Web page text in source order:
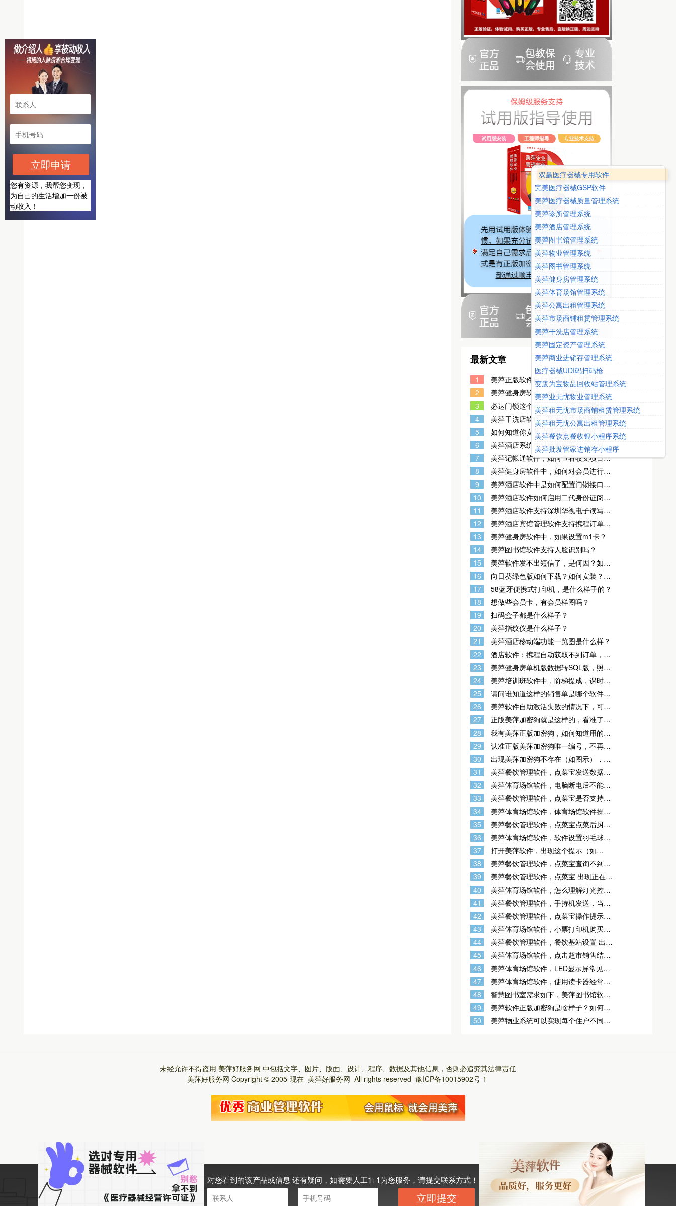
最新文章
1
美萍正版软件自助激活失败的情况下，
可以获取串号 发给客服激活，获取串号
的方式有两种
2
美萍健身房软件，会员充值如何从自定
义日期开始自动计算会员到期日？
3
必达门锁这个接口，美萍酒店管理软件
能对接吗？
4
美萍干洗店软件，要发送这些到邮箱，
是在哪里设置的？
5
如何知道你安装的是盗版美萍软件？当
出现如图示时，您购买的一定是美萍盗
版软件。
6
美萍酒店系统能对接携程平台？如何对
接？如何获取携程平台上的商家订单？
7
美萍记帐通软件，如何查看收支项目明
细？
8
美萍健身房软件中，如何对会员进行注
销操作？
9
美萍酒店软件中是如何配置门锁接口
的？
10
美萍酒店软件如何启用二代身份证阅读
器设置？
11
美萍酒店软件支持深圳华视电子读写设
备有限公司龙华分公司生产的身份证阅
读器吗？
12
美萍酒店宾馆管理软件支持携程订单自
动获取吗？
13
美萍健身房软件中，如果设置m1卡？
14
美萍图书馆软件支持人脸识别吗？
15
美萍软件发不出短信了，是何因？如何
解决？
16
向日葵绿色版如何下载？如何安装？如
何使用？
17
58蓝牙便携式打印机，是什么样子的？
18
想做些会员卡，有会员样图吗？
19
扫码盒子都是什么样子？
20
美萍指纹仪是什么样子？
21
美萍酒店移动端功能一览图是什么样？
22
酒店软件：携程自动获取不到订单，实
际平台上有订单。（携程登录名密码已
经验证绝对正确）有可能是何因?
23
美萍健身房单机版数据转SQL版，照片
导入的工具在哪里来着？
24
美萍培训班软件中，阶梯提成，课时
费，会员办卡提成，卖课提成，这几个
功能有没有呀？
25
请问谁知道这样的销售单是哪个软件做
出来的？
26
美萍软件自助激活失败的情况下，可以
获取串号 发给客服激活，获取串号的方
式有两种如下
27
正版美萍加密狗就是这样的，看准了，
再也不被骗
28
我有美萍正版加密狗，如何知道用的是
哪个版本？就是想麻烦查询这个加密狗
类型是单机还是专业版 ？
29
认准正版美萍加密狗唯一编号，不再被
盗版商所骗
30
出现美萍加密狗不存在（如图示），是
何因？检测不到加密狗，可能加密狗坏
了，或加密狗没插好，或电脑u口接触不
好，或电脑u口坏了
31
美萍餐饮管理软件，点菜宝发送数据时
自动关机？
32
美萍体育场馆软件，电脑断电后不能控
制灯光控制器？
33
美萍餐饮管理软件，点菜宝是否支持点
临时菜或时价商品？
34
美萍体育场馆软件，体育场馆软件操作
场地到预离时间后自动清场这项功能是
做什么用的？
35
美萍餐饮管理软件，点菜宝点菜后厨不
打印？
36
美萍体育场馆软件，软件设置羽毛球场
地计次卡，刷卡进场不能消费，怎么
办？
37
打开美萍软件，出现这个提示（如
图），怎么回事？加密狗拔掉重新插也
是显示这个，加密狗插上灯不亮 是不是
加密狗坏了
38
美萍餐饮管理软件，点菜宝查询不到空
闲台？
39
美萍餐饮管理软件，点菜宝 出现正在验
证出现 fort already open？
40
美萍体育场馆软件，怎么理解灯光控制
的单向和双向?
41
美萍餐饮管理软件，手持机发送，当前
状态无效，禁止发送是怎么回事？
42
美萍餐饮管理软件，点菜宝操作提示没
有权限？
43
美萍体育场馆软件，小票打印机购买说
明?
44
美萍餐饮管理软件，餐饮基站设置 出现
383错误是什么意思？
45
美萍体育场馆软件，点击超市销售结账
按钮点击没有反应?
46
美萍体育场馆软件，LED显示屏常见问
题?
47
美萍体育场馆软件，使用读卡器经常遇
到的问题?
48
智慧图书室需求如下，美萍图书馆软件
可以适用吗？
49
美萍软件正版加密狗是啥样子？如何辨
别正版加密狗与盗版加密狗？
50
美萍物业系统可以实现每个住户不同日
未经允许不得盗用 美萍好服务网 中包括文字、图片、版面、设计、程序、数据及其他信息，否则必追究其法律责任
美萍好服务网 Copyright © 2005-现在 美萍好服务网 All rights reserved 豫ICP备10015902号-1
对您看到的该产品或信息 还有疑问，如需要人工1+1为您服务，请提交联系方式！
立即提交
立即申请
您有资源，我帮您变现，
为自己的生活增加一份被
动收入！
双赢医疗器械专用软件
完美医疗器械GSP软件
美萍医疗器械质量管理系统
美萍诊所管理系统
美萍酒店管理系统
美萍图书馆管理系统
美萍物业管理系统
美萍图书管理系统
美萍健身房管理系统
美萍体育场馆管理系统
美萍公寓出租管理系统
美萍市场商铺租赁管理系统
美萍干洗店管理系统
美萍固定资产管理系统
美萍商业进销存管理系统
医疗器械UDI码扫码枪
变废为宝物品回收站管理系统
美萍业无忧物业管理系统
美萍租无忧市场商铺租赁管理系统
美萍租无忧公寓出租管理系统
美萍餐饮点餐收银小程序系统
美萍批发管家进销存小程序